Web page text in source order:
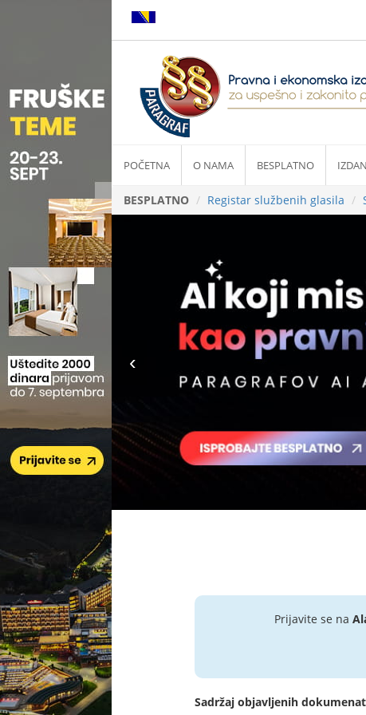
POČETNA O NAMA BESPLATNO
BESPLATNO Registar službenih glasila
Prijavite se na
Sadržaj objavljenih